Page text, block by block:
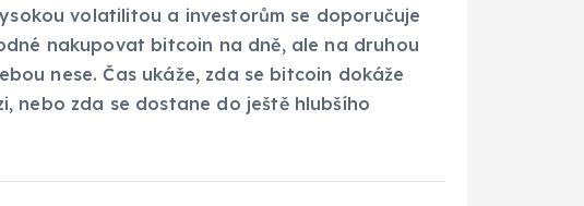
volatilitou a investorům se doporučuje
nakupovat bitcoin na dně, ale na druhou
nese. Čas ukáže, zda se bitcoin dokáže
nebo zda se dostane do ještě hlubšího